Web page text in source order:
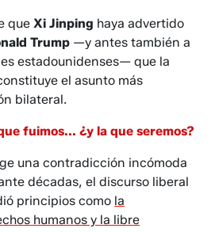
queXi Jinping haya advertido
Trump —y antes también a
estadounidenses— que la
el asunto más
bilateral.
fuimos... ¿y la que seremos?
una contradicción incómoda
décadas, el discurso liberal
principios como la
humanos y la libre